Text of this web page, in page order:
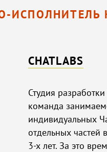
ИСПОЛНИТЕЛЬ
CHATLABS
Студия
команда
индивидуальных
отдельных
3-х лет. За это